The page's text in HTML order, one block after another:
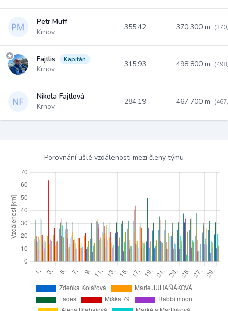
Petr Muff
Krnov
355.42 370 300 m
Fajtlis Kapitán
Krnov
315.93 498 800 m
Nikola Fajtlová
Krnov
284.19 467 700 m
Porovnání ušlé vzdálenosti mezi členy týmu